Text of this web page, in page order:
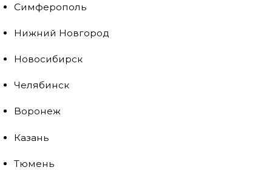
Симферополь
Нижний Новгород
Новосибирск
Челябинск
Воронеж
Казань
Тюмень